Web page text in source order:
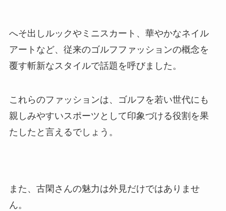
へそ出しルックやミニスカート、華やかなネイル
アートなど、従来のゴルフファッションの概念を
覆す斬新なスタイルで話題を呼びました。
これらのファッションは、ゴルフを若い世代にも
親しみやすいスポーツとして印象づける役割を果
たしたと言えるでしょう。
また、古閑さんの魅力は外見だけではありませ
ん。